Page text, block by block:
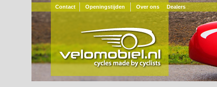
Contact Openingstijden Over ons Dealers